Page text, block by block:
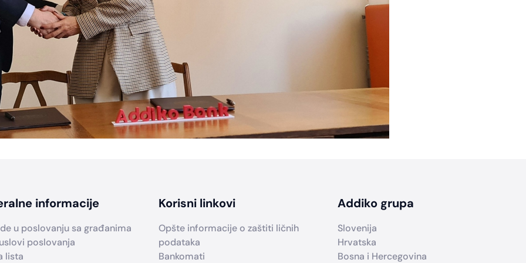
informacije
u poslovanju sa građanima
poslovanja
lista
Korisni linkovi
Opšte informacije o zaštiti ličnih
podataka
Bankomati
Addiko grupa
Slovenija
Hrvatska
Bosna i Hercegovina